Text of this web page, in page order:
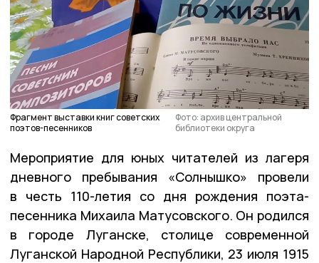
Фрагмент выставки книг советских
поэтов-песенников
Фото: архив центральной
библиотеки округа
Мероприятие для юных читателей из лагеря
дневного пребывания «Солнышко» провели
в честь 110-летия со дня рождения поэта-
песенника Михаила Матусовского. Он родился
в городе Луганске, столице современной
Луганской Народной Республики, 23 июля 1915